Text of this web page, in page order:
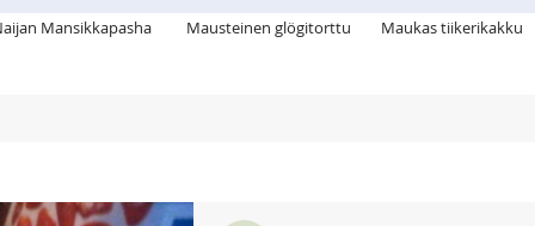
Mansikkapasha Mausteinen glögitorttu Maukas tiikerikakku